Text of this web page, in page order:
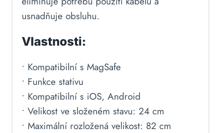
usnadňuje obsluhu.
Vlastnosti:
• Kompatibilní s MagSafe
• Funkce stativu
• Kompatibilní s iOS, Android
• Velikost ve složeném stavu: 24 cm
• Maximální rozložená velikost: 82 cm